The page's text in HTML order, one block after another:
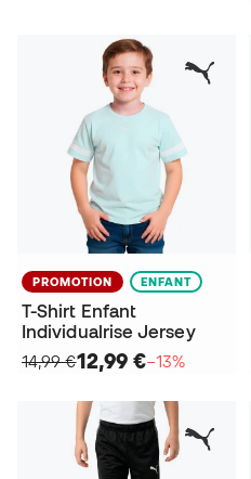
PROMOTION ENFANT
T-Shirt Enfant
Individualrise Jersey
14,99 €12,99 €−13%